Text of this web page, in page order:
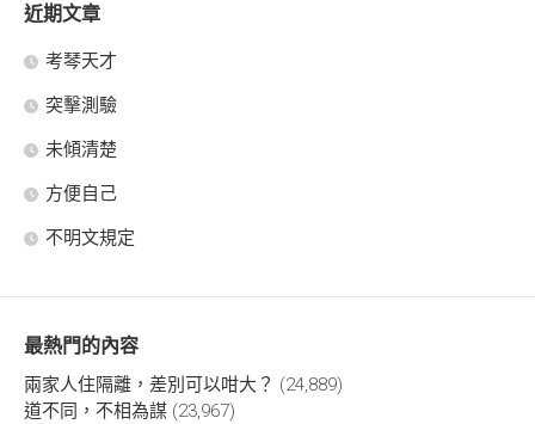
近期文章
考琴天才
突擊測驗
未傾清楚
方便自己
不明文規定
最熱門的內容
兩家人住隔離，差別可以咁大？ (24,889)
道不同，不相為謀 (23,967)